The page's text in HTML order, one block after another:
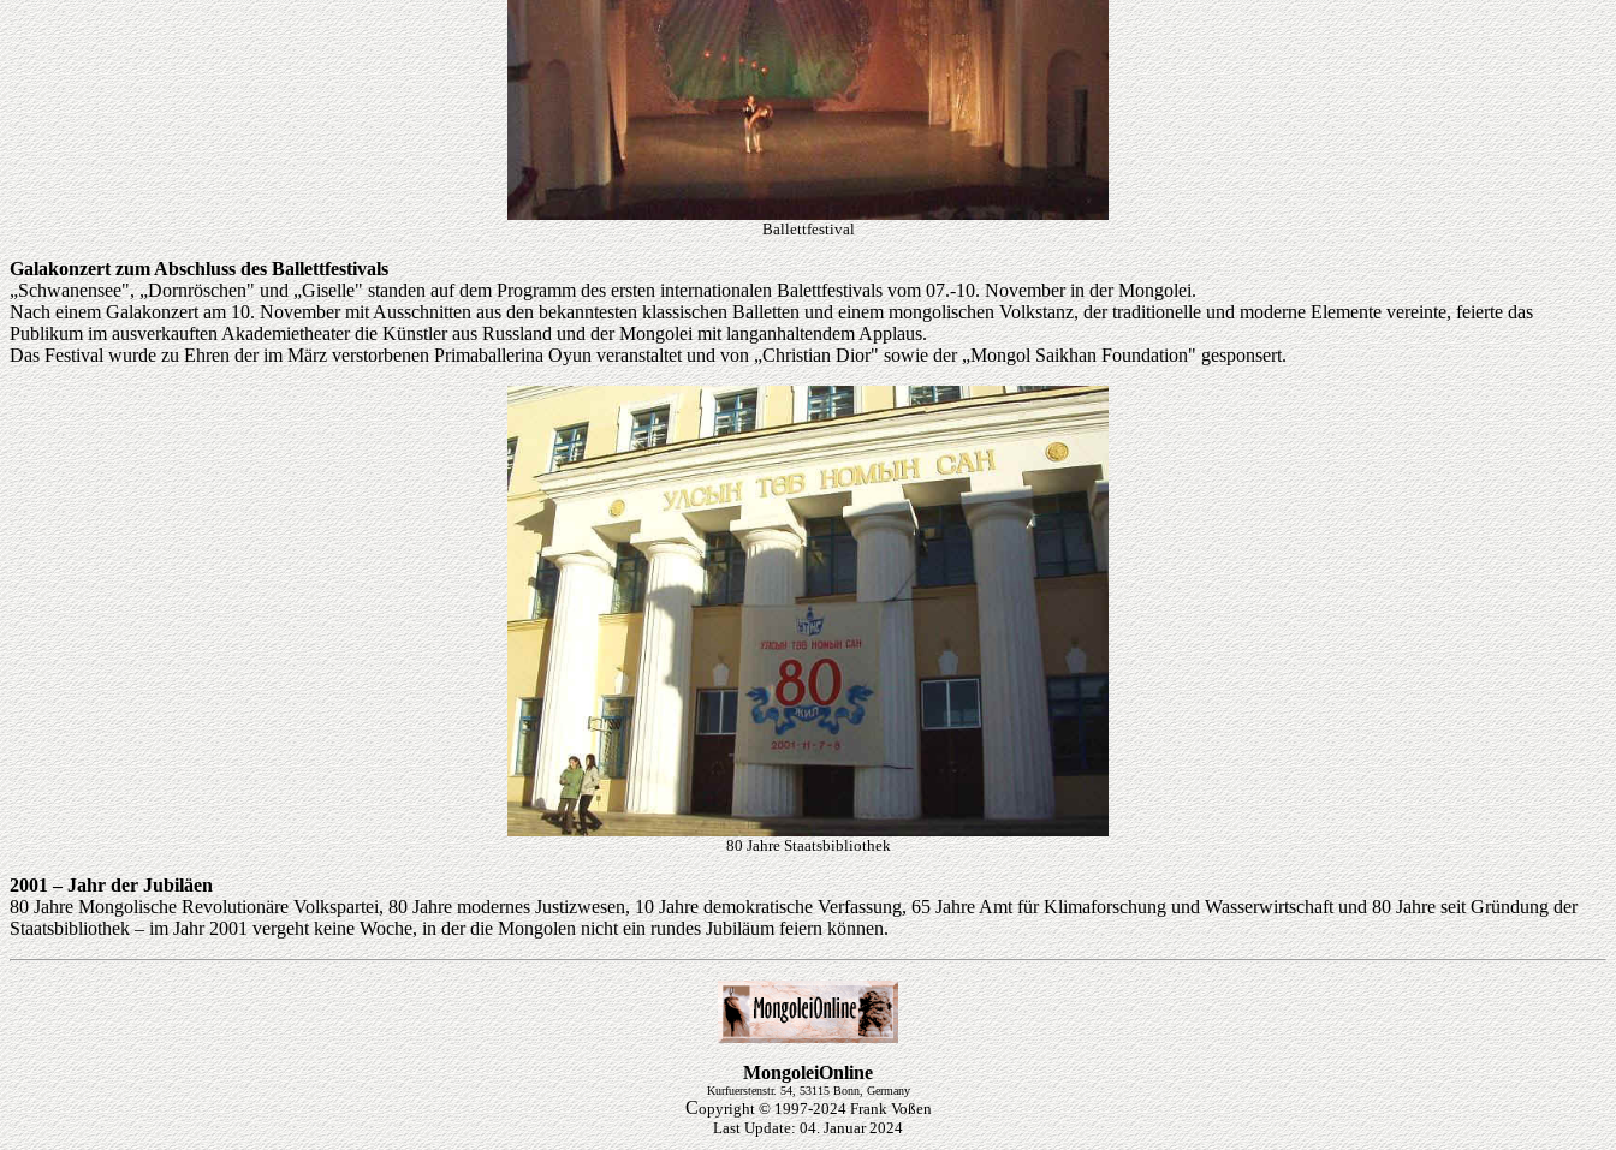
Ballettfestival
Galakonzert zum Abschluss des Ballettfestivals
„Schwanensee", „Dornröschen" und „Giselle" standen auf dem Programm des ersten internationalen Balettfestivals vom 07.-10. November in der Mongolei.
Nach einem Galakonzert am 10. November mit Ausschnitten aus den bekanntesten klassischen Balletten und einem mongolischen Volkstanz, der traditionelle und moderne Elemente vereinte, feierte das
Publikum im ausverkauften Akademietheater die Künstler aus Russland und der Mongolei mit langanhaltendem Applaus.
Das Festival wurde zu Ehren der im März verstorbenen Primaballerina Oyun veranstaltet und von „Christian Dior" sowie der „Mongol Saikhan Foundation" gesponsert.
80 Jahre Staatsbibliothek
2001 – Jahr der Jubiläen
80 Jahre Mongolische Revolutionäre Volkspartei, 80 Jahre modernes Justizwesen, 10 Jahre demokratische Verfassung, 65 Jahre Amt für Klimaforschung und Wasserwirtschaft und 80 Jahre seit Gründung der
Staatsbibliothek – im Jahr 2001 vergeht keine Woche, in der die Mongolen nicht ein rundes Jubiläum feiern können.
MongoleiOnline
Kurfuerstenstr. 54, 53115 Bonn, Germany
Copyright © 1997-2024 Frank Voßen
Last Update: 04. Januar 2024